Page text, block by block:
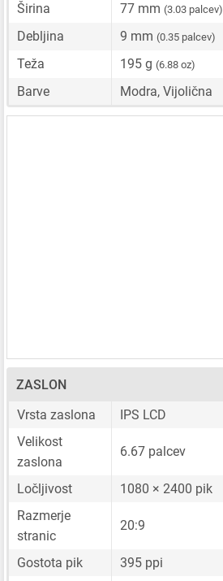
Širina 77 mm (3.03 palcev)
Debljina 9 mm (0.35 palcev)
Teža 195 g (6.88 oz)
Barve Modra, Vijolična
ZASLON
Vrsta zaslona
IPS LCD
Velikost
zaslona
6.67 palcev
Ločljivost
1080 × 2400 pik
Razmerje
stranic
20:9
Gostota pik
395 ppi